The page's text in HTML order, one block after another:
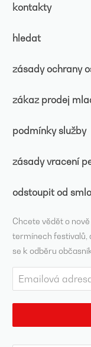
kontakty
hledat
zásady ochrany
zákaz prodej
podmínky služby
zásady vracení
odstoupit od
Chcete vědět o
termínech festivalů,
se k odběru